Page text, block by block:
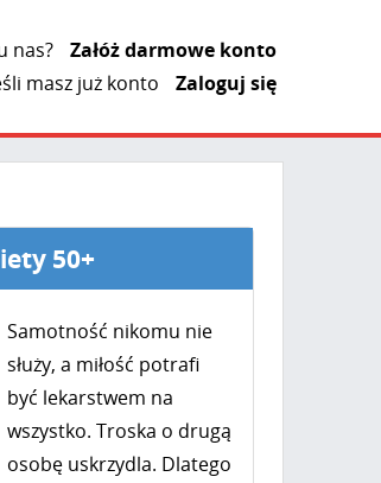
nas?
Załóż darmowe konto
masz już konto
Zaloguj się
50+
Samotność nikomu nie
służy, a miłość potrafi
być lekarstwem na
wszystko. Troska o drugą
osobę uskrzydla. Dlatego